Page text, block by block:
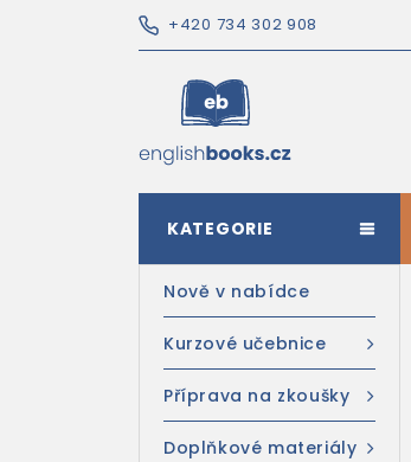
+420 734 302 908
KATEGORIE
Nově v nabídce
Kurzové učebnice
Příprava na zkoušky
Doplňkové materiály